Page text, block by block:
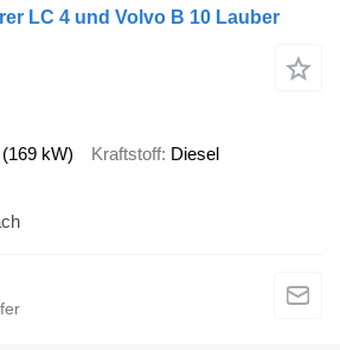
LC 4 und Volvo B 10 Lauber
kW) Kraftstoff Diesel